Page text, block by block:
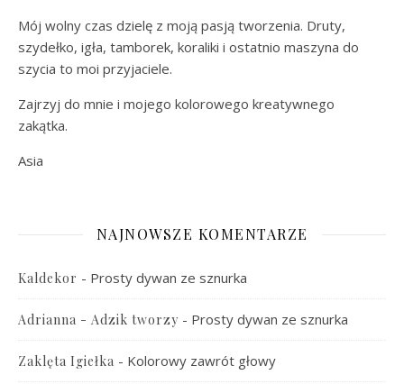
Mój wolny czas dzielę z moją pasją tworzenia. Druty,
szydełko, igła, tamborek, koraliki i ostatnio maszyna do
szycia to moi przyjaciele.
Zajrzyj do mnie i mojego kolorowego kreatywnego
zakątka.
Asia
NAJNOWSZE KOMENTARZE
Kaldekor - Prosty dywan ze sznurka
Adrianna - Adzik tworzy - Prosty dywan ze sznurka
Zaklęta Igiełka - Kolorowy zawrót głowy